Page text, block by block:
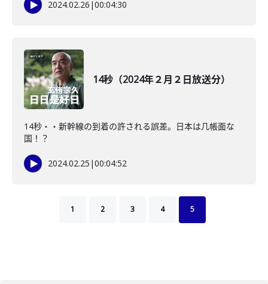
2024.02.26 |00:04:30
14秒（2024年２月２日放送分）
14秒・・新幹線の到着の許される誤差。日本は几帳面な
国！？
2024.02.25 |00:04:52
1 2 3 4 5